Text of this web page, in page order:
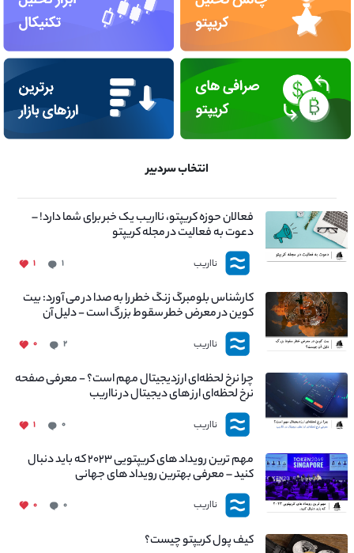
انتخاب سردبیر
فعالان حوزه کریپتو، نااریب یک خبر برای شما دارد! –
دعوت به فعالیت در مجله کریپتو
نااریب ۱ ۱
کارشناس بلومبرگ زنگ خطر را به صدا در می آورد: بیت
کوین در معرض خطر سقوط بزرگ است - دلیل آن
چیست؟
نااریب ۲ ۰
چرا نرخ لحظه‌ای ارزدیجیتال مهم است؟ - معرفی صفحه
نرخ لحظه‌ای ارز های دیجیتال در نااریب
نااریب ۰ ۱
مهم ترین رویداد های کریپتویی ۲۰۲۳ که باید دنبال
کنید – معرفی بهترین رویداد های جهانی
نااریب ۰ ۰
کیف پول کریپتو چیست؟